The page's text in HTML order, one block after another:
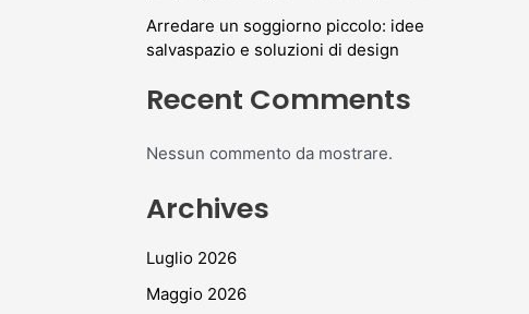
Arredare un soggiorno piccolo: idee
salvaspazio e soluzioni di design
Recent Comments
Nessun commento da mostrare.
Archives
Luglio 2026
Maggio 2026